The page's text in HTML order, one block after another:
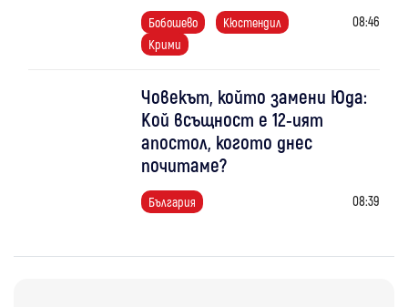
Бобошево
Кюстендил
Крими
08:46
Човекът, който замени Юда:
Кой всъщност е 12-ият
апостол, когото днес
почитаме?
България 08:39